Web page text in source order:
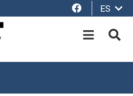
Facebook
ES
OPEN-